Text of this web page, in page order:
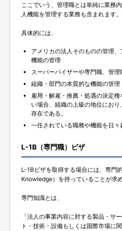
ここでいう、管理職とは単純に業務
人機能を管理する業務も含まれます。
具体的には、
アメリカの法人そのものの管理
機能の管理
スーパーバイザーや専門職、管
組織・部門の本質的な機能の管理
雇用・解雇・推薦・処遇の決定
い場合、組織の上級の地位にお
存在である。
一任されている職務や機能を日々
L-1B（専門職）ビザ
L-1Bビザを取得する場合には、専門
Knowledge）を持っていることが求
専門知識とは、
「法人の事業内容に対する製品・サ
ト・技術・設備もしくは国際市場に